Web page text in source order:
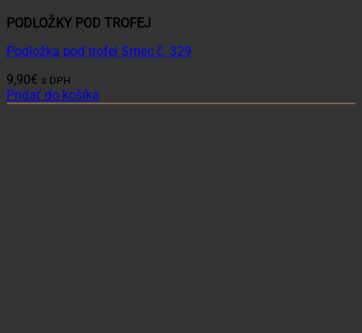
PODLOŽKY POD TROFEJ
Podložka pod trofej Srnec č. 329
9,90€ s DPH
Pridať do košíka